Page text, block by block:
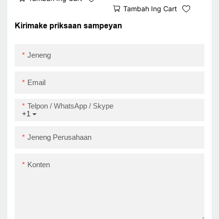
Gunung WiFi Bluetooth
Wifi Android Printer
USB + RS232 + lan +
Tambah Ing Cart
Kirimake priksaan sampeyan
Jeneng
Email
+1
Telpon / WhatsApp / Skype
Jeneng Perusahaan
Konten